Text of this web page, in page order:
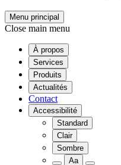
Menu principal
Close main menu
À propos
Services
Produits
Actualités
Contact
Accessibilité
Standard
Clair
Sombre
Aa